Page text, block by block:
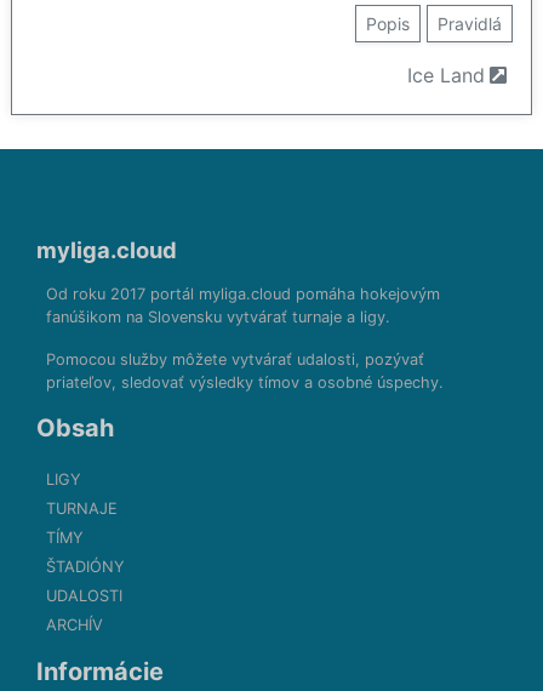
Popis Pravidlá
Ice Land
myliga.cloud
Od roku 2017 portál myliga.cloud pomáha hokejovým
fanúšikom na Slovensku vytvárať turnaje a ligy.
Pomocou služby môžete vytvárať udalosti, pozývať
priateľov, sledovať výsledky tímov a osobné úspechy.
Obsah
LIGY
TURNAJE
TÍMY
ŠTADIÓNY
UDALOSTI
ARCHÍV
Informácie